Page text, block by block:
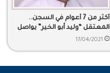
أكثر من 7 أعوام في السجن..
المعتقل “وليد أبو الخير” يواصل
المعاناة
17/04/2021